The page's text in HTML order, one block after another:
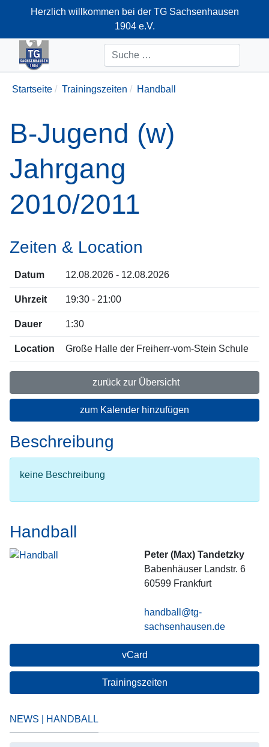
Herzlich willkommen bei der TG Sachsenhausen
1904 e.V.
+49-69-66374712
Suchen
Startseite Trainingszeiten Handball
B-Jugend (w)
Jahrgang
2010/2011
Zeiten & Location
Datum 12.08.2026 - 12.08.2026
Uhrzeit 19:30 - 21:00
Dauer 1:30
Location Große Halle der Freiherr-vom-Stein Schule
zurück zur Übersicht
zum Kalender hinzufügen
Beschreibung
keine Beschreibung
Handball
Peter (Max) Tandetzky
Babenhäuser Landstr. 6
60599 Frankfurt
handball@tg-
sachsenhausen.de
vCard
Trainingszeiten
NEWS | HANDBALL